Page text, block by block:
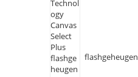
flashgeheugen